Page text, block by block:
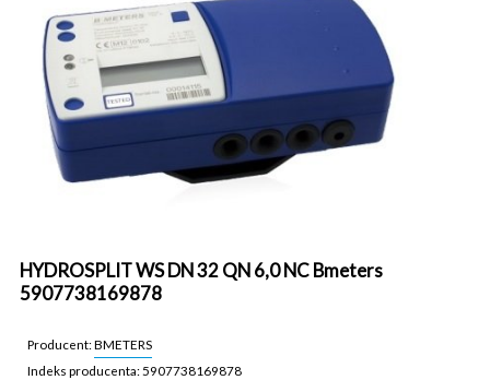
HYDROSPLIT WS DN 32 QN 6,0 NC Bmeters
5907738169878
Producent:BMETERS
Indeks producenta: 5907738169878